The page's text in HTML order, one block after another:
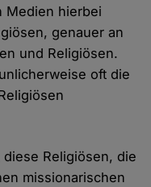
Medien hierbei
genauer an
und Religiösen.
oft die
Religiösen, die
missionarischen